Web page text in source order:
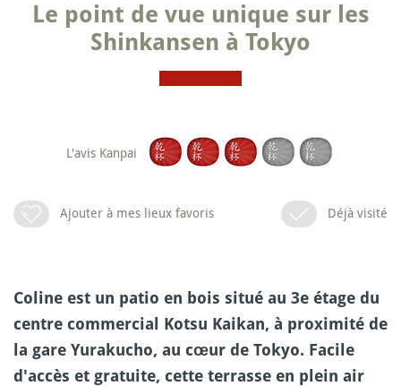
Le point de vue unique sur les
Shinkansen à Tokyo
L'avis Kanpai
Ajouter à mes lieux favoris Déjà visité
Coline est un patio en bois situé au 3e étage du
centre commercial Kotsu Kaikan, à proximité de
la gare Yurakucho, au cœur de Tokyo. Facile
d'accès et gratuite, cette terrasse en plein air